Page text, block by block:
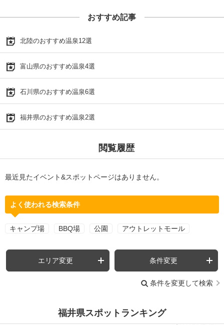
おすすめ記事
北陸のおすすめ温泉12選
富山県のおすすめ温泉4選
石川県のおすすめ温泉6選
福井県のおすすめ温泉2選
閲覧履歴
最近見たイベント&スポットページはありません。
よく使われる検索条件
キャンプ場 BBQ場 公園 アウトレットモール
エリア変更 条件変更
条件を変更して検索
福井県スポットランキング